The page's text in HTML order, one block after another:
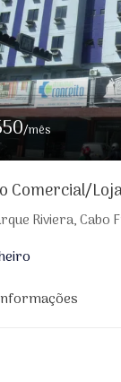
/mês
Comercial/
Riviera, Cabo